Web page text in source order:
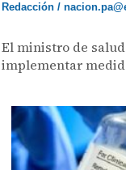
Redacción /
El ministro de
implementar